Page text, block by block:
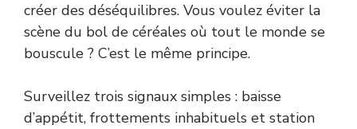
créer des déséquilibres. Vous voulez éviter la
scène du bol de céréales où tout le monde se
bouscule ? C’est le même principe.
Surveillez trois signaux simples : baisse
d’appétit, frottements inhabituels et station